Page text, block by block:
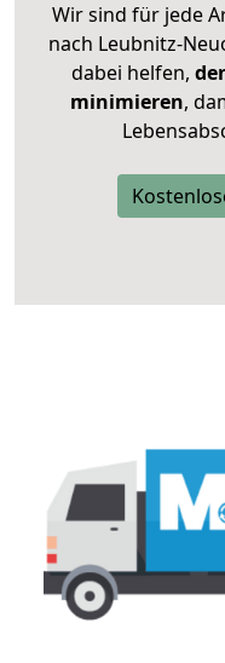
Wir sind für jede
nach Leubnitz-
dabei helfen,
minimieren,